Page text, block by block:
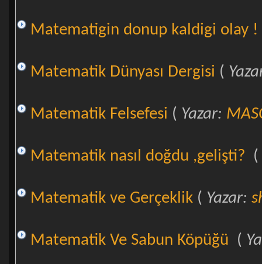
Matematigin donup kaldigi olay !
Matematik Dünyası Dergisi (
Matematik Felsefesi ( Yazar:
Matematik nasıl doğdu ,gelişti? (
Matematik ve Gerçeklik( Yazar:
Matematik Ve Sabun Köpüğü (